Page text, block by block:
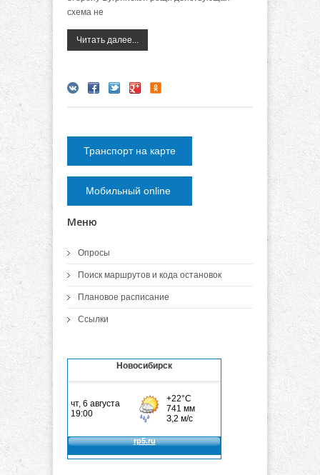
схема не
Читать далее...
Транспорт на карте
Мобильный online
Меню
Опросы
Поиск маршрутов и кода остановок
Плановое расписание
Ссылки
Новосибирск